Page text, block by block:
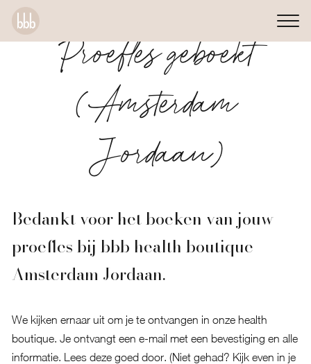
Proefles geboekt
(Amsterdam
Jordaan)
Bedankt voor het boeken van jouw
proefles bij bbb health boutique
Amsterdam Jordaan.
We kijken ernaar uit om je te ontvangen in onze health
boutique. Je ontvangt een e-mail met een bevestiging en alle
informatie. Lees deze goed door. (Niet gehad? Kijk even in je